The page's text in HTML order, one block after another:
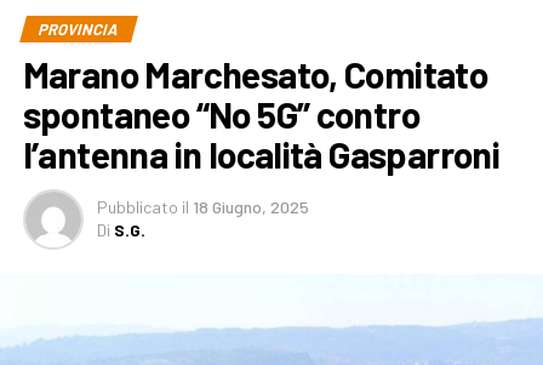
PROVINCIA
Marano Marchesato, Comitato
spontaneo “No 5G” contro
l’antenna in località Gasparroni
Pubblicato il 18 Giugno, 2025
Di S.G.